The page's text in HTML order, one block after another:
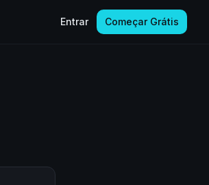
Entrar Começar Grátis